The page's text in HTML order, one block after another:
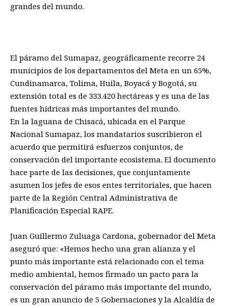
grandes del mundo.
El páramo del Sumapaz, geográficamente recorre 24
municipios de los departamentos del Meta en un 65%,
Cundinamarca, Tolima, Huila, Boyacá y Bogotá, su
extensión total es de 333.420 hectáreas y es una de las
fuentes hídricas más importantes del mundo.
En la laguana de Chisacá, ubicada en el Parque
Nacional Sumapaz, los mandatarios suscribieron el
acuerdo que permitirá esfuerzos conjuntos, de
conservación del importante ecosistema. El documento
hace parte de las decisiones, que conjuntamente
asumen los jefes de esos entes territoriales, que hacen
parte de la Región Central Administrativa de
Planificación Especial RAPE.
Juan Guillermo Zuluaga Cardona, gobernador del Meta
aseguró que: «Hemos hecho una gran alianza y el
punto más importante está relacionado con el tema
medio ambiental, hemos firmado un pacto para la
conservación del páramo más importante del mundo,
es un gran anuncio de 5 Gobernaciones y la Alcaldía de